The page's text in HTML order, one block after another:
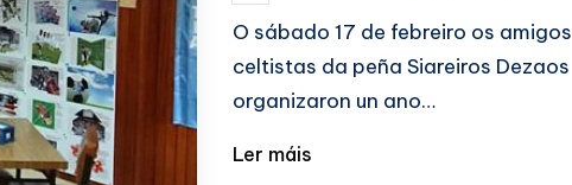
by
O sábado 17 de febreiro os amigos
celtistas da peña Siareiros Dezaos
organizaron un ano…
Ler máis